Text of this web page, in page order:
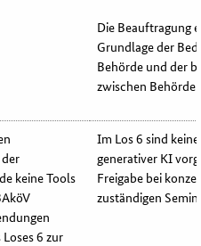
Die Beauftragung
Grundlage der
Behörde und der
zwischen Behörde
keine Tools
6 zur
Im Los 6 sind
generativer KI
Freigabe bei
zuständigen